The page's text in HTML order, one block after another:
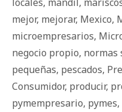
mejor, mejorar, Mexico,
microempresarios,
negocio propio, normas
pequeñas, pescados,
Consumidor, producir,
pymempresario, pymes,